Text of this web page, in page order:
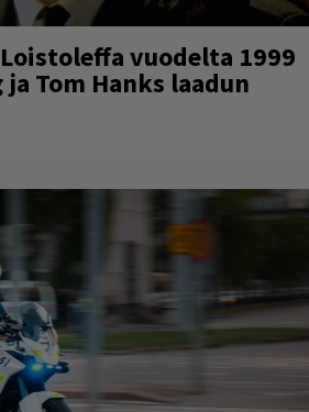
vuodelta 1999
Tom Hanks laadun